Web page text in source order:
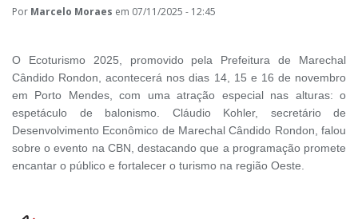
Por Marcelo Moraes em 07/11/2025 - 12:45
O Ecoturismo 2025, promovido pela Prefeitura de Marechal
Cândido Rondon, acontecerá nos dias 14, 15 e 16 de novembro
em Porto Mendes, com uma atração especial nas alturas: o
espetáculo de balonismo. Cláudio Kohler, secretário de
Desenvolvimento Econômico de Marechal Cândido Rondon, falou
sobre o evento na CBN, destacando que a programação promete
encantar o público e fortalecer o turismo na região Oeste.